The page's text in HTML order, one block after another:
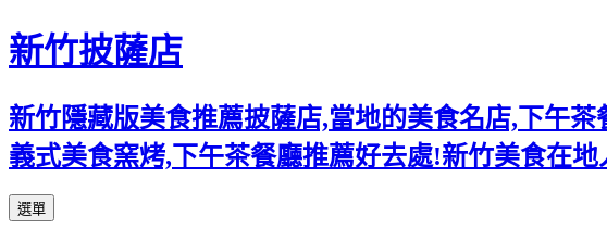
新竹披薩店
新竹隱藏版美食推薦披薩店,當地的美食名店,下午
義式美食窯烤,下午茶餐廳推薦好去處!新竹美食在
選單